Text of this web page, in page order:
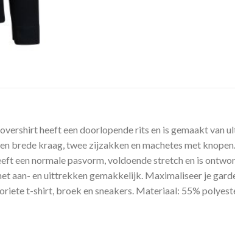
heeft een doorlopende rits en is gemaakt van
brede kraag, twee zijzakken en machetes met
een normale pasvorm, voldoende stretch en is
aan- en uittrekken gemakkelijk. Maximaliseer je
t-shirt, broek en sneakers. Materiaal: 55%